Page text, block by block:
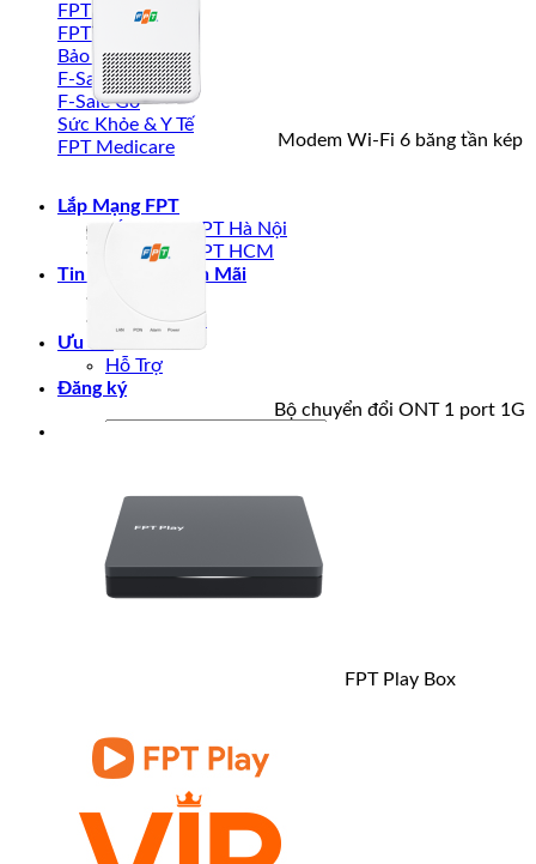
FPT Camera
FPT Smart home
Bảo mật an toàn
F-Sale
F-Sale Go
Sức Khỏe & Y Tế
FPT Medicare
Lắp Mạng FPT
Lắp mạng FPT Hà Nội
Lắp mạng FPT HCM
Tin tức & Khuyến Mãi
Khuyến Mãi
Ưu đãi
Hỗ Trợ
Đăng ký
Modem Wi-Fi 6 băng tần kép
Bộ chuyển đổi ONT 1 port 1G
FPT Play Box